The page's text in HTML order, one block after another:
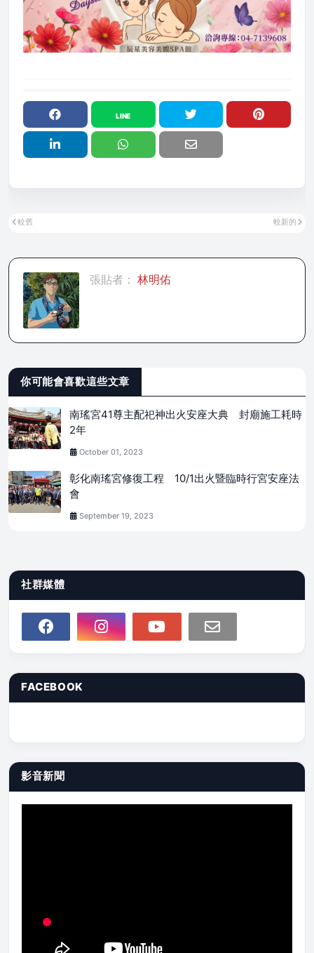
較新的
較舊
張貼者： 林明佑
你可能會喜歡這些文章
南瑤宮41尊主配祀神出火安座大典 封廟施工耗時
2年
October 01, 2023
彰化南瑤宮修復工程 10/1出火暨臨時行宮安座法
會
September 19, 2023
社群媒體
FACEBOOK
影音新聞